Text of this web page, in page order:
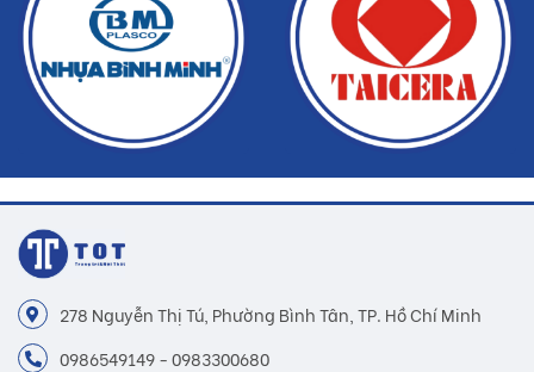
278 Nguyễn Thị Tú, Phường Bình Tân, TP. Hồ Chí Minh
0986549149 - 0983300680